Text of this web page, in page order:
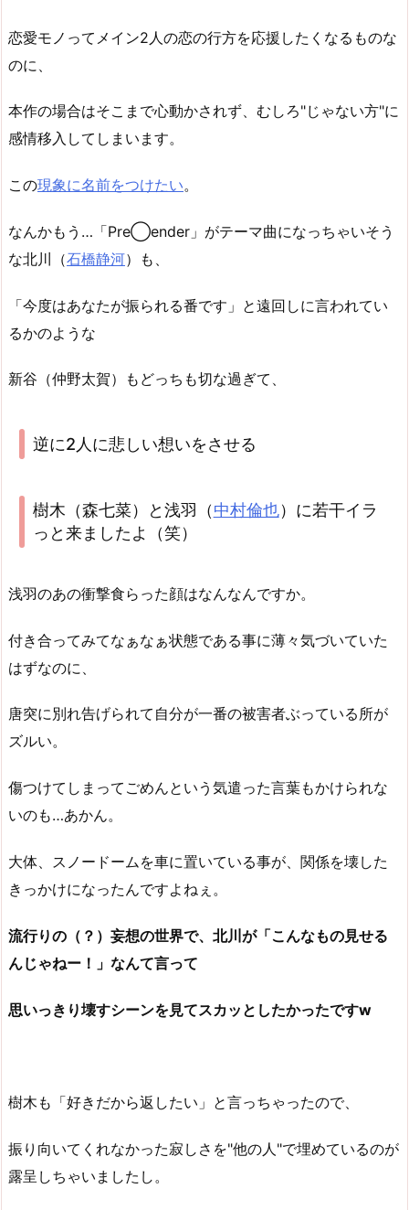
恋愛モノってメイン2人の恋の行方を応援したくなるものな
のに、
本作の場合はそこまで心動かされず、むしろ"じゃない方"に
感情移入してしまいます。
この現象に名前をつけたい。
なんかもう…「Pre◯ender」がテーマ曲になっちゃいそう
な北川（石橋静河）も、
「今度はあなたが振られる番です」と遠回しに言われてい
るかのような
新谷（仲野太賀）もどっちも切な過ぎて、
逆に2人に悲しい想いをさせる
樹木（森七菜）と浅羽（中村倫也）に若干イラ
っと来ましたよ（笑）
浅羽のあの衝撃食らった顔はなんなんですか。
付き合ってみてなぁなぁ状態である事に薄々気づいていた
はずなのに、
唐突に別れ告げられて自分が一番の被害者ぶっている所が
ズルい。
傷つけてしまってごめんという気遣った言葉もかけられな
いのも…あかん。
大体、スノードームを車に置いている事が、関係を壊した
きっかけになったんですよねぇ。
流行りの（？）妄想の世界で、北川が「こんなもの見せる
んじゃねー！」なんて言って
思いっきり壊すシーンを見てスカッとしたかったですw
樹木も「好きだから返したい」と言っちゃったので、
振り向いてくれなかった寂しさを"他の人"で埋めているのが
露呈しちゃいましたし。